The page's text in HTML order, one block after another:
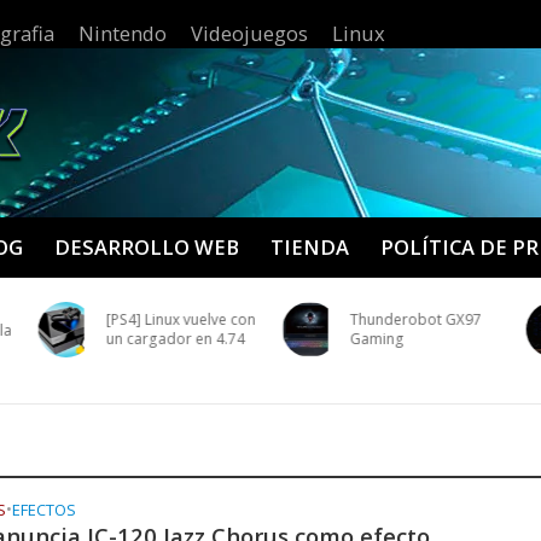
Nintendo Videojuegos Linux
DESARROLLO WEB TIENDA POLÍTICA DE
[PS4] Linux vuelve con
un cargador en 4.74
Thunderobot GX97
Gaming
•EFECTOS